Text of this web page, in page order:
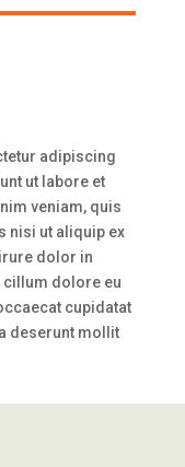
adipiscing
ut labore et
veniam, quis
nisi ut aliquip ex
dolor in
cillum dolore eu
cupidatat
deserunt mollit